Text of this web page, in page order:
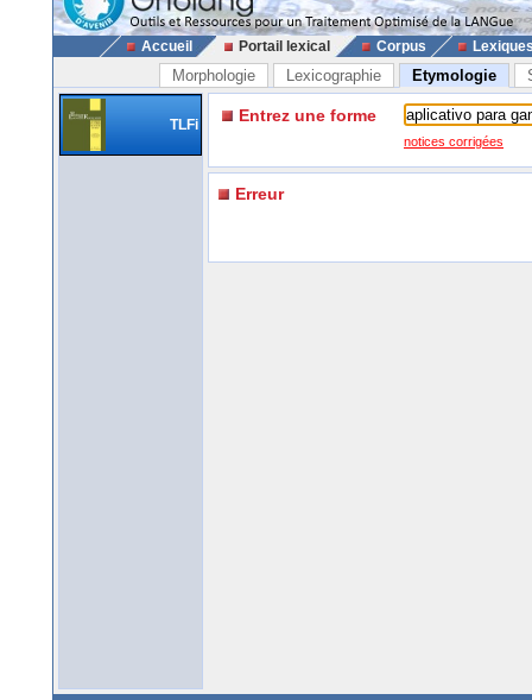
Accueil Portail lexical Corpus
Morphologie Lexicographie Etymologie
TLFi Entrez une forme
notices corrigées
Erreur